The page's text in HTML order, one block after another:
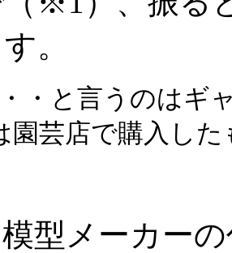
。
・と言うのはギ
園芸店で購入し
型メーカー